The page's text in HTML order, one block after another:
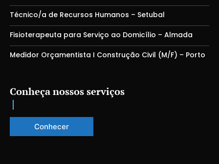
Técnico/a de Recursos Humanos – Setubal
Fisioterapeuta para Serviço ao Domicílio – Almada
Medidor Orçamentista I Construção Civil (M/F) – Porto
Conheça nossos serviços
Conhecer